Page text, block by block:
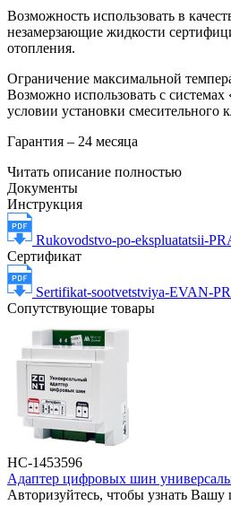
Возможность использовать в
незамерзающие жидкости
отопления.
Ограничение максимальной
Возможно использовать с
условии установки смесительного
Гарантия – 24 месяца
Читать описание полностью
Документы
Инструкция
Rukovodstvo-po-ekspluatatsii-
Сертификат
Sertifikat-sootvetstviya-EVAN-
Сопутствующие товары
НС-1453596
Адаптер цифровых шин
Авторизуйтесь, чтобы узнать Вашу